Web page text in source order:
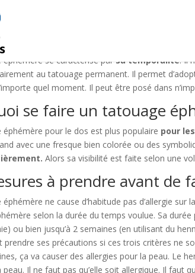
se caractérise parsa temporalité. Il
au tatouage permanent. Il permet
quel moment. Il peut être posé dans
se faire un tatouage
éphémère pour le dos est plus populaire pour
avec une fresque bien colorée ou des
Alors sa visibilité est faite selon une
à prendre avant de
ne cause d’habitude pas d’allergie sur
selon la durée du temps voulue. Sa
ou bien jusqu’à 2 semaines (en utilisant du
prendre ses précautions si ces trois critères ne
ça va causer des allergies pour la peau. Le
Il ne faut pas qu’elle soit allergique. Il faut